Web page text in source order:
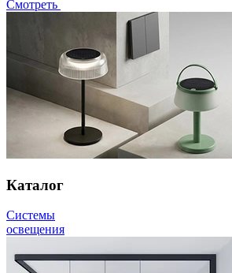
Смотреть
Каталог
Системы
освещения